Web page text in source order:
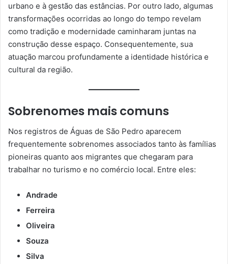
urbano e à gestão das estâncias. Por outro lado, algumas
transformações ocorridas ao longo do tempo revelam
como tradição e modernidade caminharam juntas na
construção desse espaço. Consequentemente, sua
atuação marcou profundamente a identidade histórica e
cultural da região.
Sobrenomes mais comuns
Nos registros de Águas de São Pedro aparecem
frequentemente sobrenomes associados tanto às famílias
pioneiras quanto aos migrantes que chegaram para
trabalhar no turismo e no comércio local. Entre eles:
Andrade
Ferreira
Oliveira
Souza
Silva